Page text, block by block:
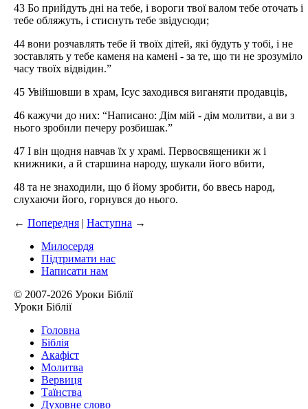
43 Бо прийдуть дні на тебе, і вороги твої валом тебе оточать і
тебе обляжуть, і стиснуть тебе звідусюди;
44 вони розчавлять тебе й твоїх дітей, які будуть у тобі, і не
зоставлять у тебе каменя на камені - за те, що ти не зрозуміло
часу твоїх відвідин.”
45 Увійшовши в храм, Ісус заходився виганяти продавців,
46 кажучи до них: “Написано: Дім мій - дім молитви, а ви з
нього зробили печеру розбишак.”
47 І він щодня навчав їх у храмі. Первосвященики ж і
книжники, а й старшина народу, шукали його вбити,
48 та не знаходили, що б йому зробити, бо ввесь народ,
слухаючи його, горнувся до нього.
← Попередня | Наступна →
Милосердя
Підтримати нас
Написати нам
© 2007-2026 Уроки Біблії
Уроки Біблії
Головна
Біблія
Акафіст
Молитва
Вервиця
Таїнства
Духовне слово